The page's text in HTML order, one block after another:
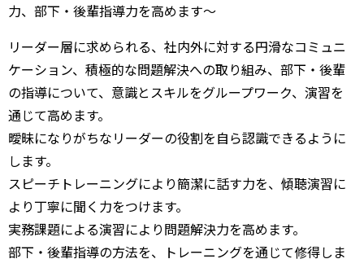
力、部下・後輩指導力を高めます～
リーダー層に求められる、社内外に対する円滑なコミュニ
ケーション、積極的な問題解決への取り組み、部下・後輩
の指導について、意識とスキルをグループワーク、演習を
通じて高めます。
曖昧になりがちなリーダーの役割を自ら認識できるように
します。
スピーチトレーニングにより簡潔に話す力を、傾聴演習に
より丁寧に聞く力をつけます。
実務課題による演習により問題解決力を高めます。
部下・後輩指導の方法を、トレーニングを通じて修得しま